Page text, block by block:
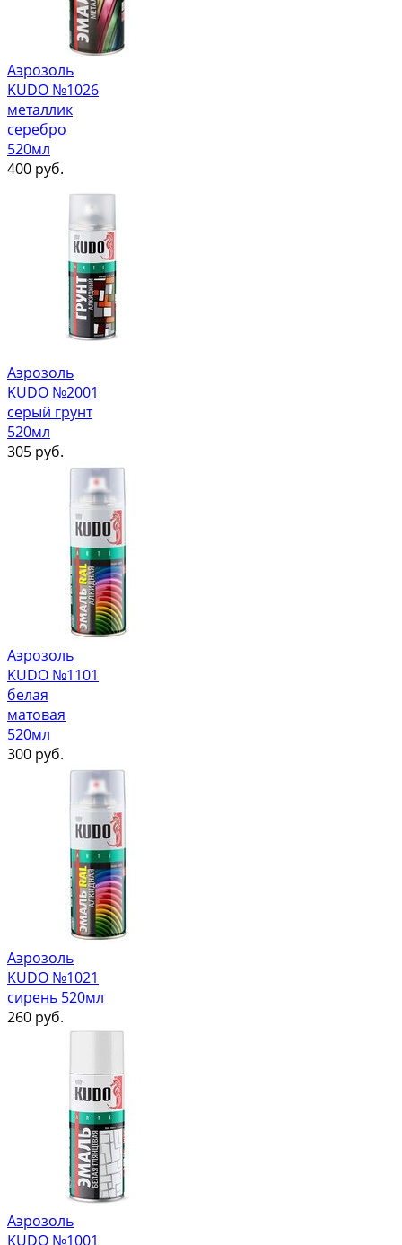
Аэрозоль
KUDO №1026
металлик
серебро
520мл
400 руб.
Аэрозоль
KUDO №2001
серый грунт
520мл
305 руб.
Аэрозоль
KUDO №1101
белая
матовая
520мл
300 руб.
Аэрозоль
KUDO №1021
сирень 520мл
260 руб.
Аэрозоль
KUDO №1001